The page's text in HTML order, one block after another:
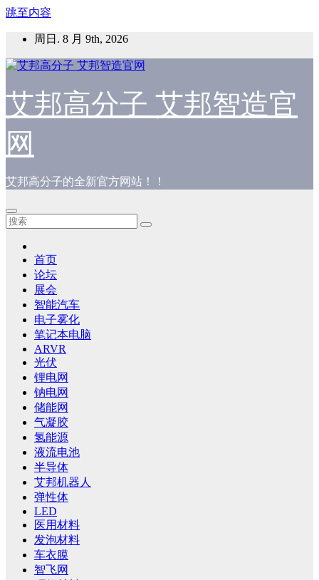
跳至内容
周日. 8 月 9th, 2026
艾邦高分子 艾邦智造官
网
艾邦高分子的全新官方网站！！
首页
论坛
展会
智能汽车
电子雾化
笔记本电脑
ARVR
光伏
锂电网
钠电网
储能网
气凝胶
氢能源
液流电池
半导体
艾邦机器人
弹性体
LED
医用材料
发泡材料
车衣膜
智飞网